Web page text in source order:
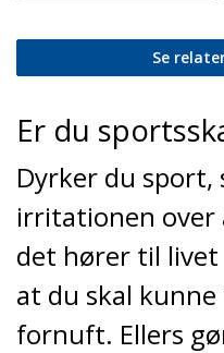
Se
Er du
Dyrker du sport,
irritationen over
det hører til
at du skal
fornuft. Ellers